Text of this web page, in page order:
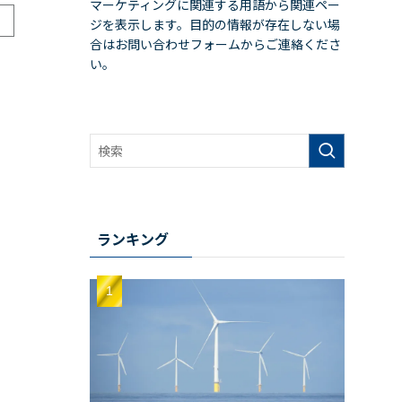
マーケティングに関連する用語から関連ペー
ジを表示します。目的の情報が存在しない場
合はお問い合わせフォームからご連絡くださ
い。
ランキング